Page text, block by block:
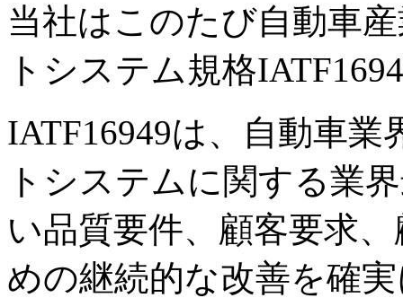
当社はこのたび自動車
トシステム規格
IATF16949は、自動車
トシステムに関する業
い品質要件、顧客要求
めの継続的な改善を確